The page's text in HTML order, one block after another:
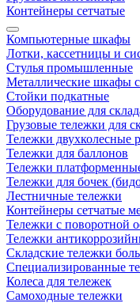
Контейнеры сетчатые
Компьютерные шкафы
Лотки, кассетницы и
Стулья промышленные
Металлические шкафы
Стойки подкатные
Оборудование для
Грузовые тележки для
Тележки двухколесные
Тележки для баллонов
Тележки
Тележки для бочек
Лестничные тележки
Контейнеры сетчатые
Тележки с поворотной
Тележки
Складские тележки
Специализированные
Колеса для тележек
Самоходные тележки